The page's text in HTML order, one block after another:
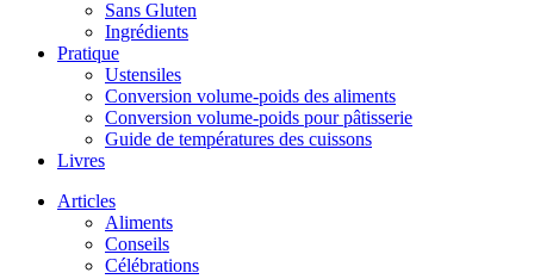
Sans Gluten
Ingrédients
Pratique
Ustensiles
Conversion volume-poids des aliments
Conversion volume-poids pour pâtisserie
Guide de températures des cuissons
Livres
Articles
Aliments
Conseils
Célébrations